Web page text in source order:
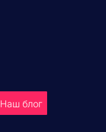
Наш блог